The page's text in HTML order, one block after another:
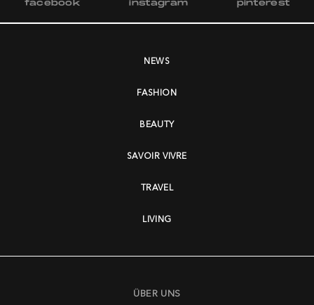
facebook instagram pinterest
NEWS
FASHION
BEAUTY
SAVOIR VIVRE
TRAVEL
LIVING
ÜBER UNS